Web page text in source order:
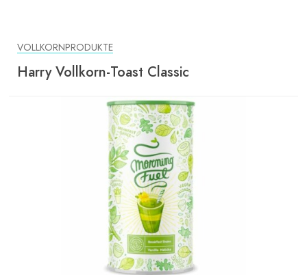
VOLLKORNPRODUKTE
Harry Vollkorn-Toast Classic